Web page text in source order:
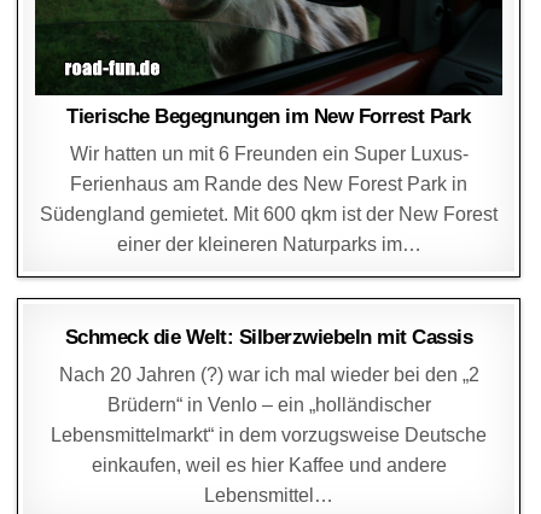
Tierische Begegnungen im New Forrest Park
Wir hatten un mit 6 Freunden ein Super Luxus-
Ferienhaus am Rande des New Forest Park in
Südengland gemietet. Mit 600 qkm ist der New Forest
einer der kleineren Naturparks im…
DAGMAR 21. MÄRZ 2015
Schmeck die Welt: Silberzwiebeln mit Cassis
Nach 20 Jahren (?) war ich mal wieder bei den „2
Brüdern“ in Venlo – ein „holländischer
Lebensmittelmarkt“ in dem vorzugsweise Deutsche
einkaufen, weil es hier Kaffee und andere
Lebensmittel…